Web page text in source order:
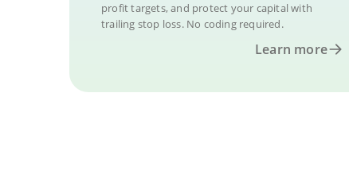
profit targets, and protect your capital with
trailing stop loss. No coding required.
Learn more